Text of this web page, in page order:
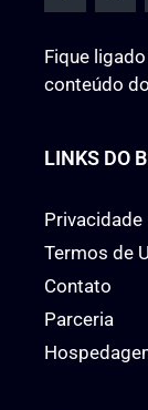
Fique
conteúdo
LINKS DO
Privacidade
Termos de
Contato
Parceria